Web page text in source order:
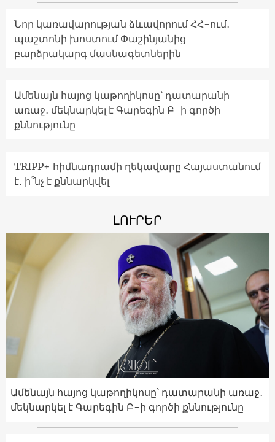
Նոր կառավարության ձևավորում ՀՀ-ում․
պաշտոնի խոստում Փաշինյանից
բարձրակարգ մասնագետներին
Ամենայն հայոց կաթողիկոսը՝ դատարանի
առաջ․ մեկնարկել է Գարեգին Բ-ի գործի
քննությունը
TRIPP+ հիմնադրամի ղեկավարը Հայաստանում
է․ ի՞նչ է քննարկվել
ԼՈՒՐԵՐ
Ամենայն հայոց կաթողիկոսը՝ դատարանի առաջ․
մեկնարկել է Գարեգին Բ-ի գործի քննությունը